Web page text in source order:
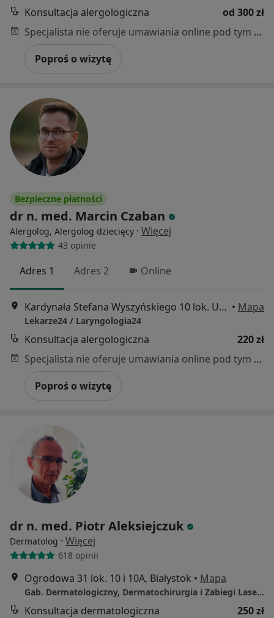
Konsultacja alergologiczna
od 300 zł
Specjalista nie oferuje umawiania online pod tym adresem.
Poproś o wizytę
Bezpieczne płatności
dr n. med. Marcin Czaban
Alergolog, Alergolog dziecięcy · Więcej
43 opinie
Adres 1 Adres 2 Online
Kardynała Stefana Wyszyńskiego 10 lok. U8, Białystok • Mapa
Lekarze24 / Laryngologia24
Konsultacja alergologiczna
220 zł
Specjalista nie oferuje umawiania online pod tym adresem.
Poproś o wizytę
dr n. med. Piotr Aleksiejczuk
Dermatolog · Więcej
618 opinii
Ogrodowa 31 lok. 10 i 10A, Białystok • Mapa
Gab. Dermatologiczny, Dermatochirurgia i Zabiegi Laserowe - dr P. Aleksiejczuk
Konsultacja dermatologiczna
250 zł